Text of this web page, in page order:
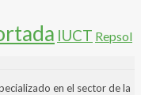
IUCT Repsol
en el sector de la